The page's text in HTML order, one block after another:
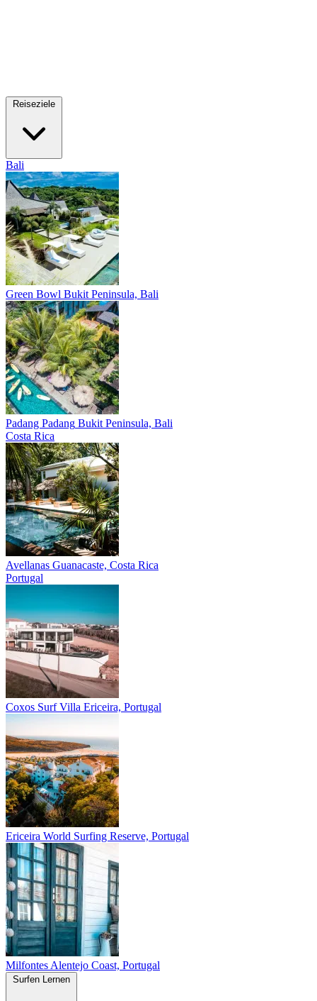
Bali
Green Bowl Bukit Peninsula, Bali
Padang Padang Bukit Peninsula, Bali
Costa Rica
Avellanas Guanacaste, Costa Rica
Portugal
Coxos Surf Villa Ericeira, Portugal
Ericeira World Surfing Reserve, Portugal
Milfontes Alentejo Coast, Portugal